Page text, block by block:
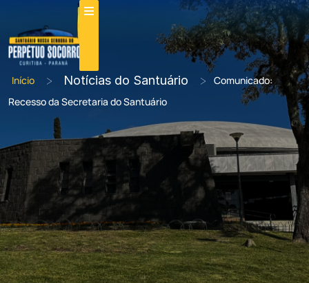
Início > Notícias do Santuário >
Comunicado:
Recesso da Secretaria do Santuário